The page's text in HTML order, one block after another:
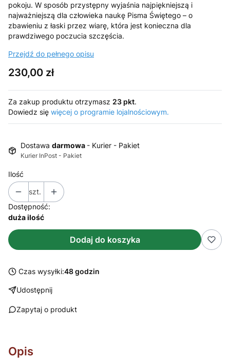
pokoju. W sposób przystępny wyjaśnia najpiękniejszą i
najważniejszą dla człowieka naukę Pisma Świętego – o
zbawieniu z łaski przez wiarę, która jest konieczna dla
prawdziwego poczucia szczęścia.
Przejdź do pełnego opisu
Cena
230,00 zł
Za zakup produktu otrzymasz 23 pkt.
Dowiedz się więcej o programie lojalnościowym.
Dostawa darmowa - Kurier - Pakiet
Kurier InPost - Pakiet
Ilość
szt.
Dostępność:
duża ilość
Dodaj do koszyka
Czas wysyłki:48 godzin
Udostępnij
Zapytaj o produkt
Opis